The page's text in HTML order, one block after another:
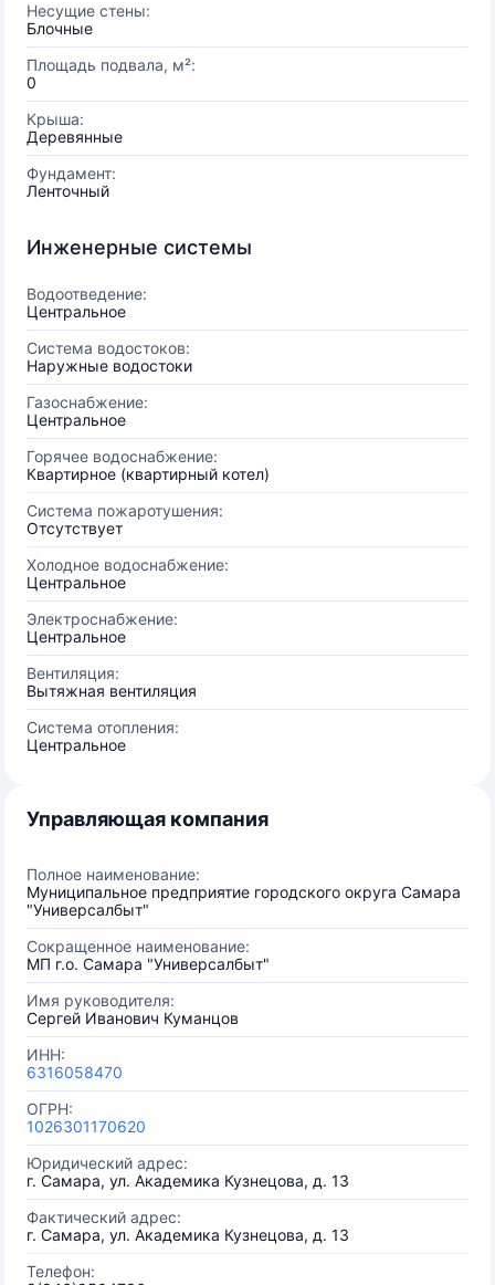
Несущие стены:
Блочные
Площадь подвала, м²:
0
Крыша:
Деревянные
Фундамент:
Ленточный
Инженерные системы
Водоотведение:
Центральное
Система водостоков:
Наружные водостоки
Газоснабжение:
Центральное
Горячее водоснабжение:
Квартирное (квартирный котел)
Система пожаротушения:
Отсутствует
Холодное водоснабжение:
Центральное
Электроснабжение:
Центральное
Вентиляция:
Вытяжная вентиляция
Система отопления:
Центральное
Управляющая компания
Полное наименование:
Муниципальное предприятие городского округа Самара
"Универсалбыт"
Сокращенное наименование:
МП г.о. Самара "Универсалбыт"
Имя руководителя:
Сергей Иванович Куманцов
ИНН:
6316058470
ОГРН:
1026301170620
Юридический адрес:
г. Самара, ул. Академика Кузнецова, д. 13
Фактический адрес:
г. Самара, ул. Академика Кузнецова, д. 13
Телефон: